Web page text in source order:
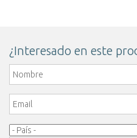
¿Interesado en este
Nombre
Email
Pais*